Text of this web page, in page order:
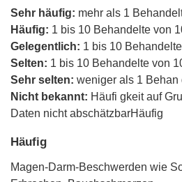
Sehr häufig: mehr als 1
Häufig: 1 bis 10 Behandelte von
Gelegentlich: 1 bis 10
Selten: 1 bis 10 Behandelte von
Sehr selten: weniger als 1 Behan
Nicht bekannt: Häufi gkeit auf
Daten nicht abschätzbarHäufig
Häufig
Magen-Darm-Beschwerden wie